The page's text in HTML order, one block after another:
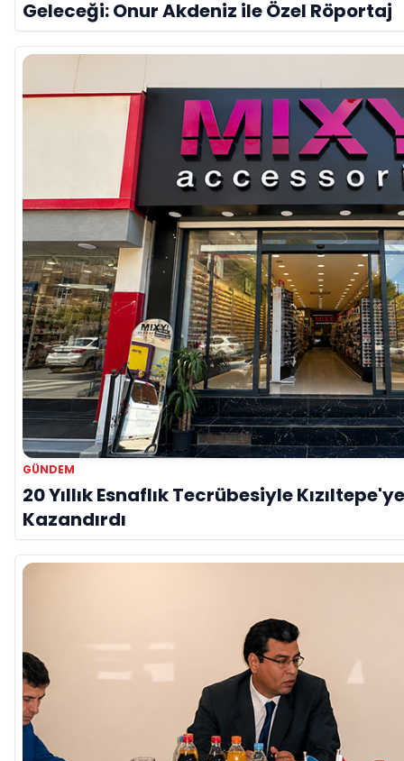
Geleceği: Onur Akdeniz ile Özel Röportaj
GÜNDEM
20 Yıllık Esnaflık Tecrübesiyle
Kazandırdı